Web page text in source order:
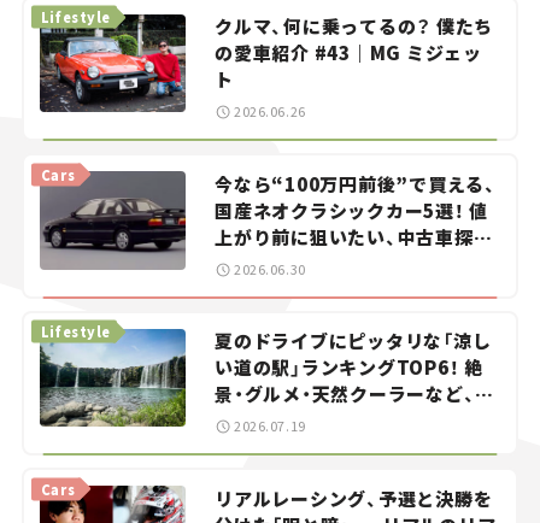
クルマ、何に乗ってるの？ 僕たち
の愛車紹介 #43｜MG ミジェッ
ト
Lifestyle
2026.06.26
今なら“100万円前後”で買える、
国産ネオクラシックカー5選！ 値
上がり前に狙いたい、中古車探し
をお手伝い――ちょっとイケてるマ
Cars
2026.06.30
夏のドライブにピッタリな「涼し
い道の駅」ランキングTOP6！ 絶
景・グルメ・天然クーラーなど、避
暑におすすめのスポットを紹介
【道の駅マニアの推し駅ガイド】
Lifestyle
2026.07.19
リアルレーシング、予選と決勝を
Cars